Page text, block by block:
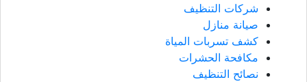
شركات التنظيف
صيانة منازل
كشف تسربات المياة
مكافحة الحشرات
نصائح التنظيف